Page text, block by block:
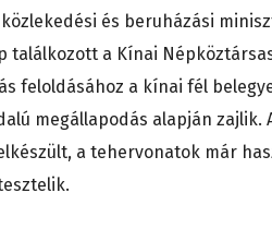
és beruházási
találkozott a Kínai
feloldásához a kínai fél
megállapodás alapján zajlik.
a tehervonatok már